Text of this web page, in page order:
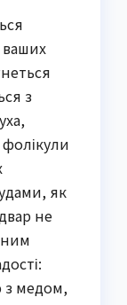
ваших
з
як
не
з медом,